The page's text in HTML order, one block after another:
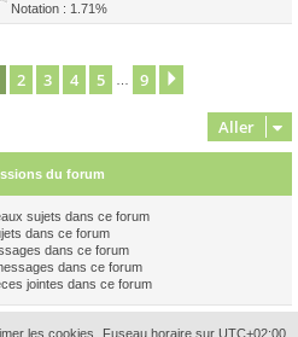
Notation : 1.71%
1sur9
2 3 4 5 9
Aller
du forum
sujets dans ce forum
dans ce forum
dans ce forum
dans ce forum
jointes dans ce forum
Fuseau horaire sur UTC+02:00
les cookies